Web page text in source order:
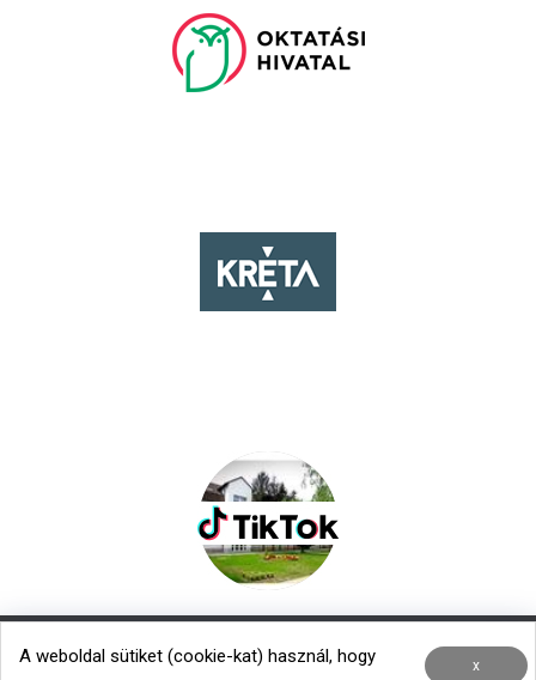
Nemzetközi kapcsolatok | Menza – Heti étlap x
A weboldal sütiket (cookie-kat) használ, hogy